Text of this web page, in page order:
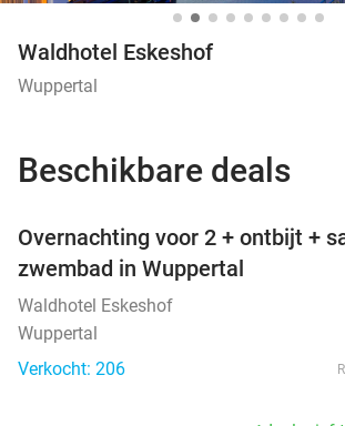
Waldhotel Eskeshof
Wuppertal
Beschikbare deals
Overnachting voor 2 + ontbijt +
zwembad in Wuppertal
Waldhotel Eskeshof
Wuppertal
Verkocht: 206